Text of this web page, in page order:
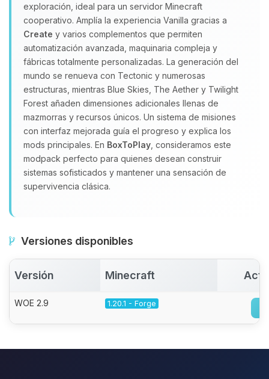
exploración, ideal para un servidor Minecraft
cooperativo. Amplía la experiencia Vanilla gracias a
Create y varios complementos que permiten
automatización avanzada, maquinaria compleja y
fábricas totalmente personalizadas. La generación del
mundo se renueva con Tectonic y numerosas
estructuras, mientras Blue Skies, The Aether y Twilight
Forest añaden dimensiones adicionales llenas de
mazmorras y recursos únicos. Un sistema de misiones
con interfaz mejorada guía el progreso y explica los
mods principales. En BoxToPlay , consideramos este
modpack perfecto para quienes desean construir
sistemas sofisticados y mantener una sensación de
supervivencia clásica.
Versiones disponibles
Versión Minecraft
WOE 2.9 1.20.1 - Forge